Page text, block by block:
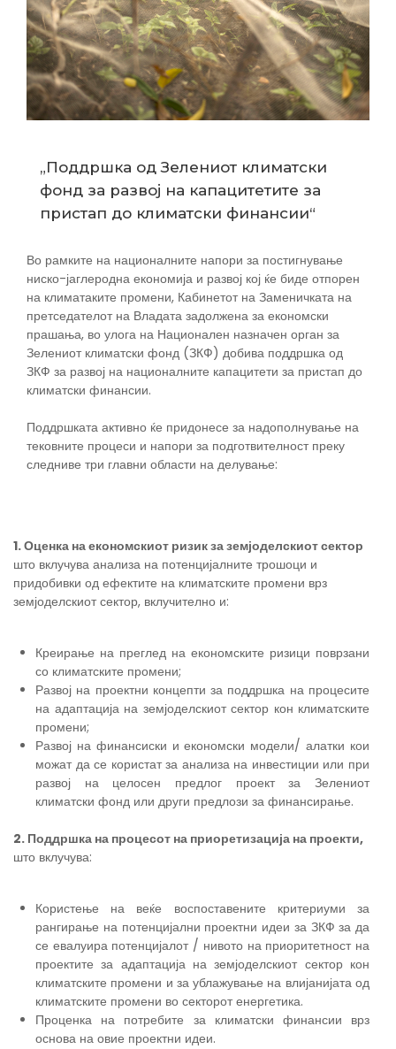
„Поддршка од Зелениот климатски
фонд за развој на капацитетите за
пристап до климатски финансии“
Во рамките на националните напори за постигнување
ниско-јаглеродна економија и развој кој ќе биде отпорен
на климатаките промени, Кабинетот на Заменичката на
претседателот на Владата задолжена за економски
прашања, во улога на Национален назначен орган за
Зелениот климатски фонд (ЗКФ) добива поддршка од
ЗКФ за развој на националните капацитети за пристап до
климатски финансии.
Поддршката активно ќе придонесе за надополнување на
тековните процеси и напори за подготвителност преку
следниве три главни области на делување:
1. Оценка на економскиот ризик за земјоделскиот сектор
што вклучува анализа на потенцијалните трошоци и
придобивки од ефектите на климатските промени врз
земјоделскиот сектор, вклучително и:
Креирање на преглед на економските ризици поврзани
со климатските промени;
Развој на проектни концепти за поддршка на процесите
на адаптација на земјоделскиот сектор кон климатските
промени;
Развој на финансиски и економски модели/ алатки кои
можат да се користат за анализа на инвестиции или при
развој на целосен предлог проект за Зелениот
климатски фонд или други предлози за финансирање.
2. Поддршка на процесот на приоретизација на проекти,
што вклучува:
Користење на веќе воспоставените критериуми за
рангирање на потенцијални проектни идеи за ЗКФ за да
се евалуира потенцијалот / нивото на приоритетност на
проектите за адаптација на земјоделскиот сектор кон
климатските промени и за ублажување на влијанијата од
климатските промени во секторот енергетика.
Проценка на потребите за климатски финансии врз
основа на овие проектни идеи.